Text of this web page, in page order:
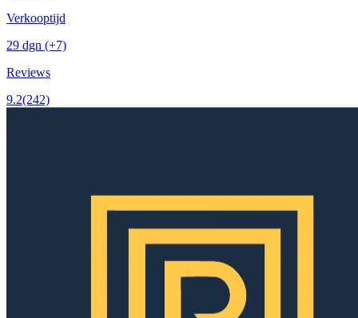
Verkooptijd
29 dgn (+7)
Reviews
9.2(242)